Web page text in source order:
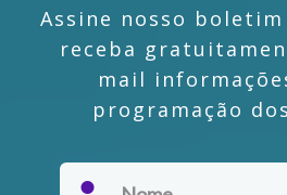
Assine nosso
receba
mail
programação